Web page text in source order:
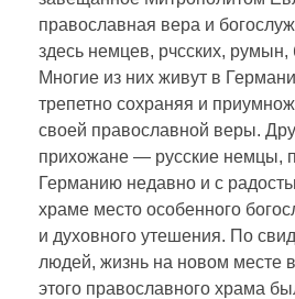
православная вера и
здесь немцев, рчсских, румын,
Многие из них живут в
трепетно сохраняя и
своей православной веры.
прихожане — русские немцы,
Германию недавно и с
храме место особенного
и духовного утешения. По
людей, жизнь на новом месте
этого православного храма